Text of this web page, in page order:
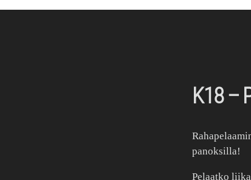
K18 –
panoksilla!
Pelaatko